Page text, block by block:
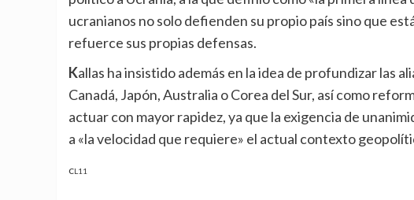
ucranianos no solo defienden su propio país sino que
refuerce sus propias defensas.
Kallas ha insistido además en la idea de profundizar las alianzas con socios afines como Reino Unido,
Canadá, Japón, Australia o Corea del Sur, así como
actuar con mayor rapidez, ya que la exigencia de
a «la velocidad que requiere» el actual contexto
CL11